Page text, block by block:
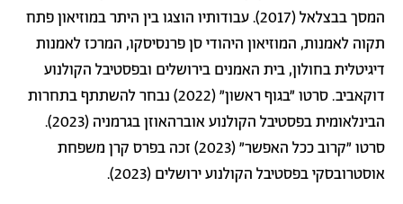
המסך בבצלאל (2017). עבודותיו הוצגו בין היתר במוזיאון פתח
תקוה לאמנות, המוזיאון היהודי סן פרנסיסקו, המרכז לאמנות
דיגיטלית בחולון, בית האמנים בירושלים ובפסטיבל הקולנוע
דוקאביב. סרטו "בגוף ראשון" (2022) נבחר להשתתף בתחרות
הבינלאומית בפסטיבל הקולנוע אוברהאוזן בגרמניה (2023).
סרטו "קרוב ככל האפשר" (2023) זכה בפרס קרן משפחת
אוסטרובסקי בפסטיבל הקולנוע ירושלים (2023).